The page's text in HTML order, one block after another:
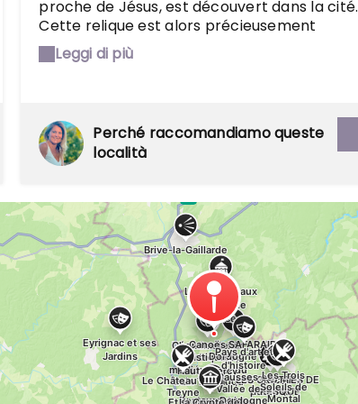
proche de Jésus, est découvert dans la cité.
Cette relique est alors précieusement
entreposée dans une crypte. Durant quatre
siècles, il y sera parfaitement conservé. Mais
classée au Patrimoine Mondial de l'Unesco.
Leggi di più
Perché raccomandiamo queste
località